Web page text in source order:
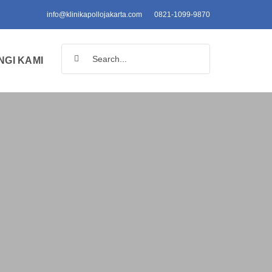
info@klinikapollojakarta.com 0821-1099-9870
KAMI